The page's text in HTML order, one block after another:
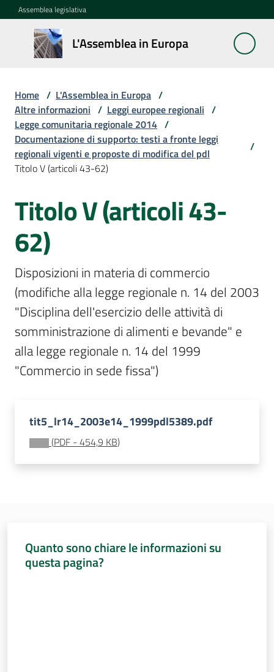
Vai al contenuto
Vai alla navigazione
Vai al footer
Assemblea legislativa
L'Assemblea in Europa
L'Assemblea
in Europa
Cos'è
la
Sessione
europea
Rete
europea
regionale
Sessioni
europee
legislativa
Per i media
Home / L'Assemblea in Europa /
Altre informazioni / Leggi europee regionali /
Legge comunitaria regionale 2014 /
Documentazione di supporto: testi a fronte leggi
regionali vigenti e proposte di modifica del pdl
/
Titolo V (articoli 43-62)
Titolo V (articoli 43-
62)
Disposizioni in materia di commercio
(modifiche alla legge regionale n. 14 del 2003
"Disciplina dell'esercizio delle attività di
somministrazione di alimenti e bevande" e
alla legge regionale n. 14 del 1999
"Commercio in sede fissa")
tit5_lr14_2003e14_1999pdl5389.pdf
(PDF - 454,9 KB)
Quanto sono chiare le informazioni su
questa pagina?